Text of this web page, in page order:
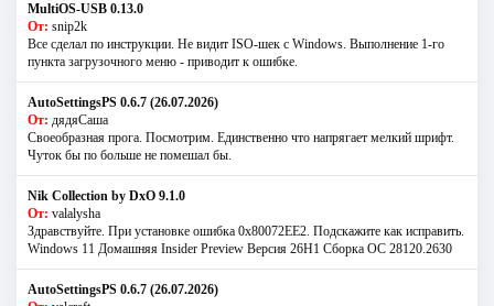
MultiOS-USB 0.13.0
От: snip2k
Все сделал по инструкции. Не видит ISO-шек с Windows. Выполнение 1-го
пункта загрузочного меню - приводит к ошибке.
AutoSettingsPS 0.6.7 (26.07.2026)
От: дядяСаша
Своеобразная прога. Посмотрим. Единственно что напрягает мелкий шрифт.
Чуток бы по больше не помешал бы.
Nik Collection by DxO 9.1.0
От: valalysha
Здравствуйте. При установке ошибка 0х80072EE2. Подскажите как исправить.
Windows 11 Домашняя Insider Preview Версия 26H1 Сборка ОС 28120.2630
AutoSettingsPS 0.6.7 (26.07.2026)